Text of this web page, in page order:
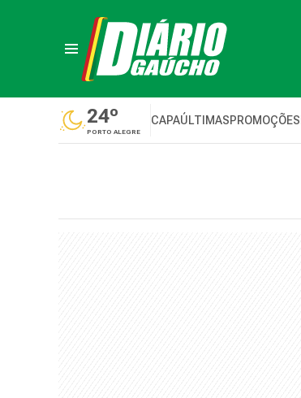
24º
PORTO ALEGRE
CAPAÚLTIMASPROMOÇÕES